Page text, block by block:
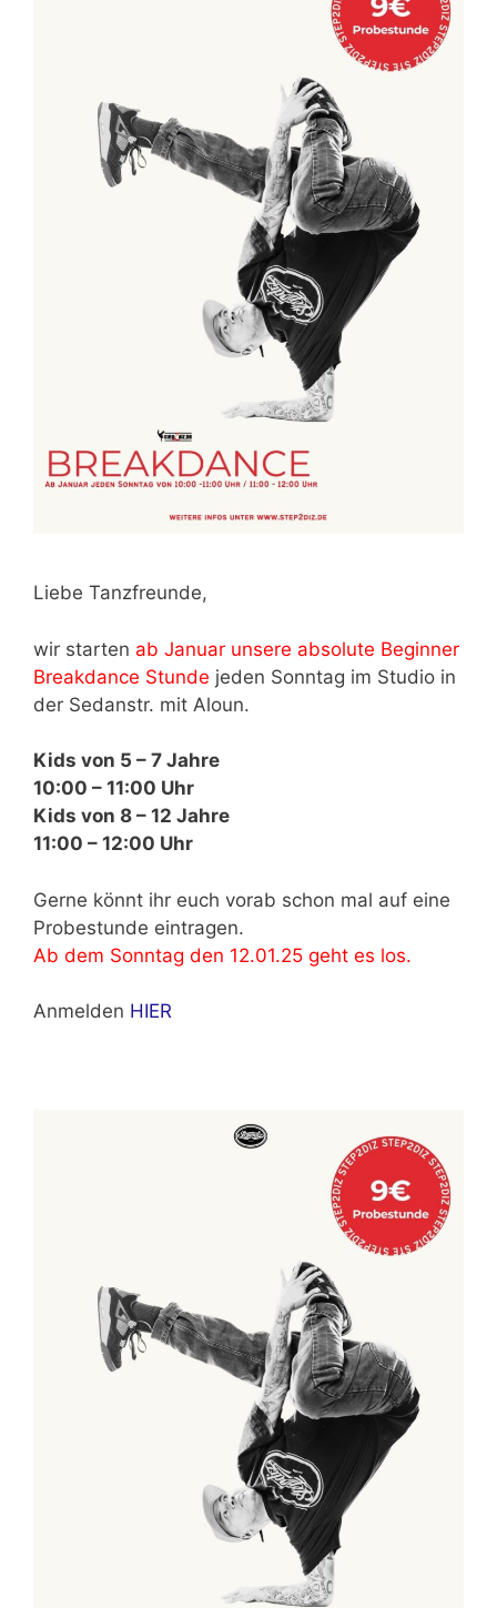
Liebe Tanzfreunde,
wir starten ab Januar unsere absolute Beginner
Breakdance Stunde jeden Sonntag im Studio in
der Sedanstr. mit Aloun.
Kids von 5 – 7 Jahre
10:00 – 11:00 Uhr
Kids von 8 – 12 Jahre
11:00 – 12:00 Uhr
Gerne könnt ihr euch vorab schon mal auf eine
Probestunde eintragen.
Ab dem Sonntag den 12.01.25 geht es los.
Anmelden HIER